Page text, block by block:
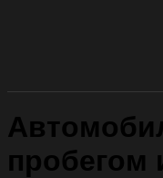
пробегом